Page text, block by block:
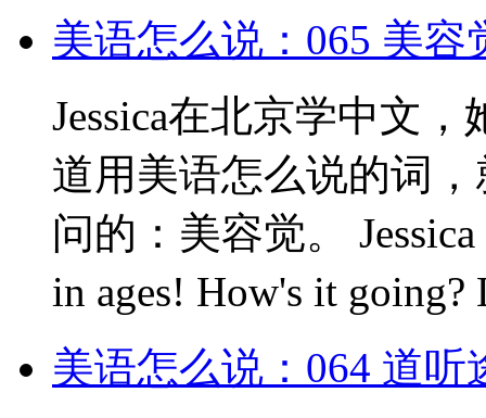
美语怎么说：065 美容
Jessica在北京学中文
道用美语怎么说的词
问的：美容觉。
in ages! How's it
美语怎么说：064 道